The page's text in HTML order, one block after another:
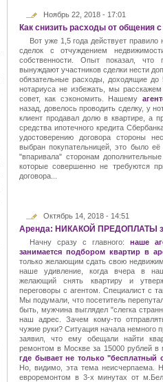
Ноябрь 22, 2018 - 17:01
Как снизить расходы от общения
Вот уже 1,5 года действует правило
сделок с отчуждением
собственности. Опыт показал, что
вынуждают участников сделки нести
обязательные расходы, доходящие
нотариуса не избежать, мы
совет, как сэкономить. Нашему
назад, довелось проводить сделку, у
клиент продавал долю в квартире, а
средства ипотечного кредита
удостоверению договора стороны
выбран покупательницей, это было
"впаривала" сторонам
которые совершенно не требуются
договора...
Октябрь 14, 2018 - 14:51
Аренда: НИКАКОЙ ПРЕДОПЛАТЫ
Начну сразу с главного: наше
занимается подбором квартир в
только желающим сдать свою
наше удивление, когда вчера в
желающий снять квартиру и
переговоры с агентом. Специалист с
Мы подумали, что посетитель
быть, мужчина выглядел "слегка
наш адрес. Зачем кому-то
чужие руки? Ситуация начала немного
заявил, что ему обещали найти
ремонтом в Москве за 15000 рублей в
где бывает не только
Но, видимо, эта тема неисчерпаема.
евроремонтом в 3-х минутах от